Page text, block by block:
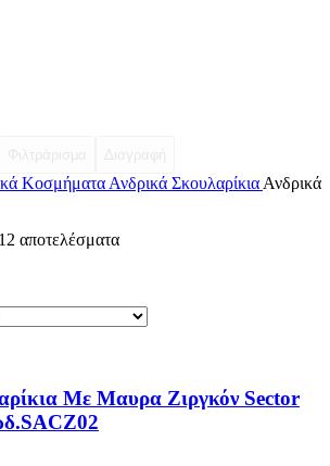
Κοσμήματα Ανδρικά Σκουλαρίκια Ανδρικά
αποτελέσματαSorted
Με Μαυρα Ζιργκόν Sector